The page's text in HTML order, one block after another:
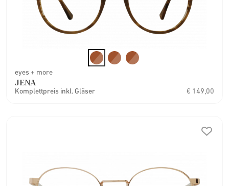
eyes + more
JENA
Komplettpreis inkl. Gläser € 149,00